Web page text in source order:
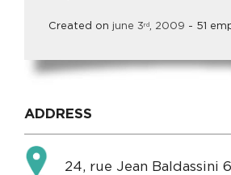
Created on june 3rd , 2009 - 51
ADDRESS
24, rue Jean Baldassini